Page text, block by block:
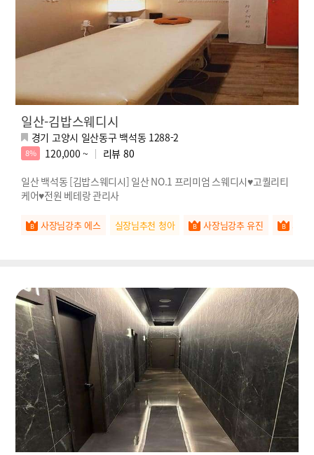
일산-김밥스웨디시
경기 고양시 일산동구 백석동 1288-2
8% 120,000 ~ 리뷰 80
일산 백석동 [김밥스웨디시] 일산 NO.1 프리미엄 스웨디시♥고퀄리티
케어♥전원 베테랑 관리사
사장님강추 에스 실장님추천 청아 사장님강추 유진 사장